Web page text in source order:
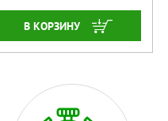
ЗАКАЗАТЬ